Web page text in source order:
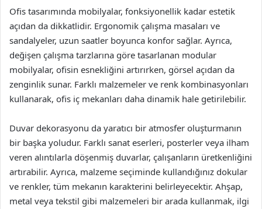
Ofis tasarımında mobilyalar, fonksiyonellik kadar estetik
açıdan da dikkatlidir. Ergonomik çalışma masaları ve
sandalyeler, uzun saatler boyunca konfor sağlar. Ayrıca,
değişen çalışma tarzlarına göre tasarlanan modular
mobilyalar, ofisin esnekliğini artırırken, görsel açıdan da
zenginlik sunar. Farklı malzemeler ve renk kombinasyonları
kullanarak, ofis iç mekanları daha dinamik hale getirilebilir.
Duvar dekorasyonu da yaratıcı bir atmosfer oluşturmanın
bir başka yoludur. Farklı sanat eserleri, posterler veya ilham
veren alıntılarla döşenmiş duvarlar, çalışanların üretkenliğini
artırabilir. Ayrıca, malzeme seçiminde kullandığınız dokular
ve renkler, tüm mekanın karakterini belirleyecektir. Ahşap,
metal veya tekstil gibi malzemeleri bir arada kullanmak, ilgi